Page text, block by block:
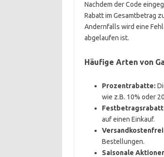
Nachdem der Code
Rabatt im Gesamtbetrag
Andernfalls wird eine
abgelaufen ist.
Häufige Arten von
Prozentrabatte:
wie z.B. 10% oder
auf einen Einkauf.
Bestellungen.
Saisonale